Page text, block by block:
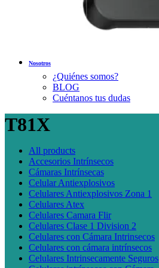
Nosotros
¿Quiénes somos?
BLOG
Cuéntanos tus dudas
T81X
All products
Accesorios Intrínsecos
Cámaras Intrínsecas
Celular Antiexplosivos
Celulares Antiexplosivos Zona 1
Celulares Atex
Celulares Camara Flir
Celulares Clase 1 Division 2
Celulares con Cámara Intrinsecos
Celulares con cámara intrínsecos
Celulares Intrinsecamente Seguros